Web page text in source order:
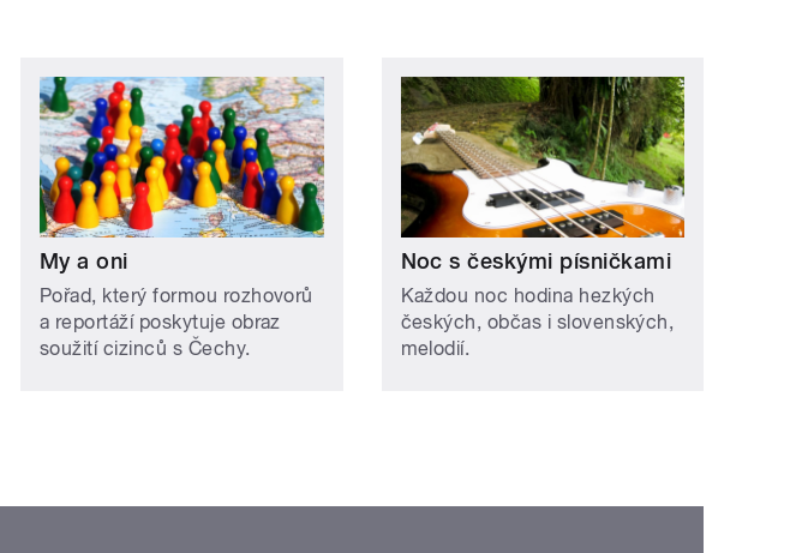
My a oni
Pořad, který formou rozhovorů
a reportáží poskytuje obraz
soužití cizinců s Čechy.
Noc s českými písničkami
Každou noc hodina hezkých
českých, občas i slovenských,
melodií.